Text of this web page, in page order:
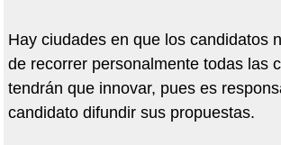
Hay ciudades en que los candidatos
de recorrer personalmente todas las
tendrán que innovar, pues es
candidato difundir sus propuestas.